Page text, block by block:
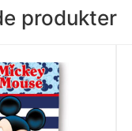
produkter